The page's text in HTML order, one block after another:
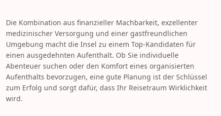
Die Kombination aus finanzieller Machbarkeit, exzellenter
medizinischer Versorgung und einer gastfreundlichen
Umgebung macht die Insel zu einem Top-Kandidaten für
einen ausgedehnten Aufenthalt. Ob Sie individuelle
Abenteuer suchen oder den Komfort eines organisierten
Aufenthalts bevorzugen, eine gute Planung ist der Schlüssel
zum Erfolg und sorgt dafür, dass Ihr Reisetraum Wirklichkeit
wird.